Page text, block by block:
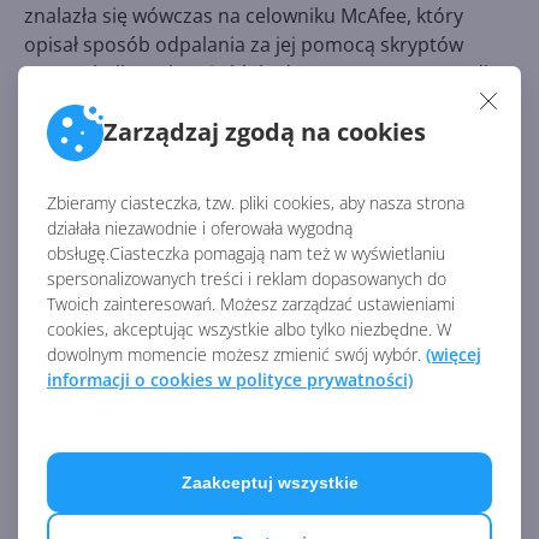
Zarządzaj zgodą na cookies
Zbieramy ciasteczka, tzw. pliki cookies, aby nasza strona
działała niezawodnie i oferowała wygodną
obsługę.Ciasteczka pomagają nam też w wyświetlaniu
spersonalizowanych treści i reklam dopasowanych do
Twoich zainteresowań. Możesz zarządzać ustawieniami
cookies, akceptując wszystkie albo tylko niezbędne. W
dowolnym momencie możesz zmienić swój wybór. (więcej
informacji o cookies w polityce prywatności)
Zaakceptuj wszystkie
znalazła się wówczas na celowniku McAfee, który
opisał sposób odpalania za jej pomocą skryptów
PowerShell na ekranie blokady. W tamtym przypadku
Microsoft wypuścił jednak łatkę. Więcej na ten temat
przeczytacie w naszym zeszłorocznym tekście:
się włamać na zablokowane urządzenie z Windows
Źródło:
https://www.onmsft.com/news/still-using-windows-
10-mobile-you-might-want-to-disable-cortana-on-
your-lock-screen
MOBILE